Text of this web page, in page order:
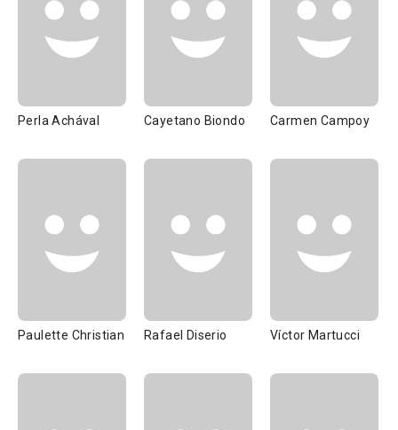
Perla Achával Cayetano Biondo Carmen Campoy
Paulette Christian Rafael Diserio Víctor Martucci